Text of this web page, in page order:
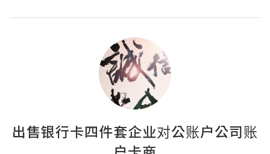
出售银行卡四件套企业对公账户公司账